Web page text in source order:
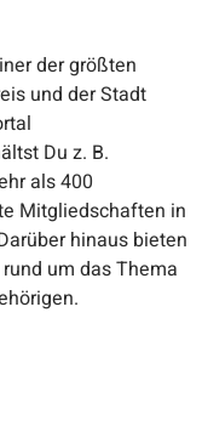
der größten
und der Stadt
Du z. B.
als 400
Mitgliedschaften in
hinaus bieten
um das Thema